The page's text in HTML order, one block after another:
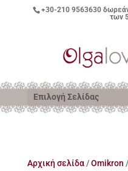
+30-210 9563630
των
Επιλογή Σελίδας
Αρχική σελίδα/Omikron /